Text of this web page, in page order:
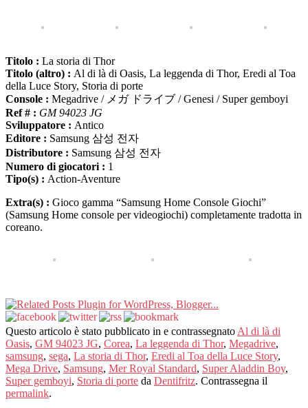
Titolo : La storia di Thor
Titolo (altro) : Al di là di Oasis, La leggenda di Thor, Eredi al Toa
della Luce Story, Storia di porte
Console : Megadrive / メガ ドライブ / Genesi / Super gemboyi
Ref # : GM 94023 JG
Sviluppatore : Antico
Editore : Samsung 삼성 전자
Distributore : Samsung 삼성 전자
Numero di giocatori : 1
Tipo(s) : Action-Aventure
Extra(s) : Gioco gamma “Samsung Home Console Giochi”
(Samsung Home console per videogiochi) completamente tradotta in
coreano.
Questo articolo è stato pubblicato in e contrassegnatoAl di là di
Oasis, GM 94023 JG, Corea, La leggenda di Thor, Megadrive,
samsung, sega, La storia di Thor, Eredi al Toa della Luce Story,
Mega Drive, Samsung, Mer Royal Standard, Super Aladdin Boy,
Super gemboyi, Storia di porte da Dentifritz. Contrassegna il
permalink.